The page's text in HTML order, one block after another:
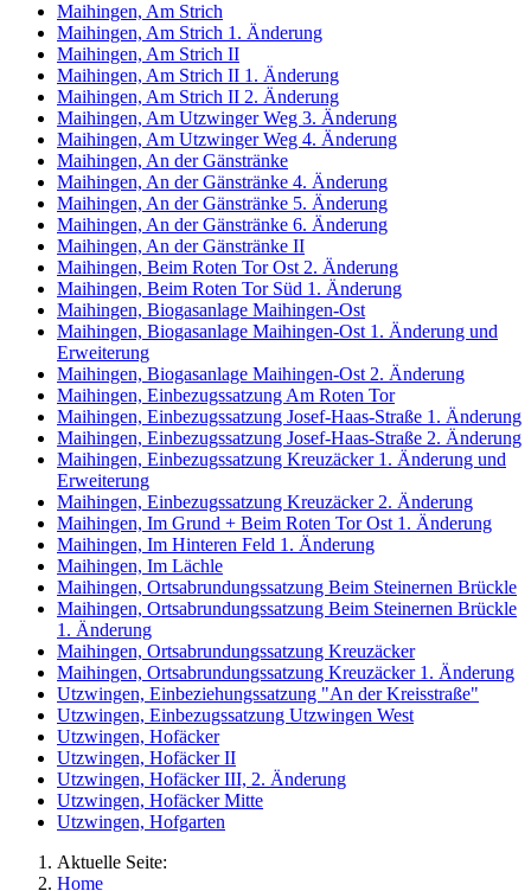
Maihingen, Am Strich
Maihingen, Am Strich 1. Änderung
Maihingen, Am Strich II
Maihingen, Am Strich II 1. Änderung
Maihingen, Am Strich II 2. Änderung
Maihingen, Am Utzwinger Weg 3. Änderung
Maihingen, Am Utzwinger Weg 4. Änderung
Maihingen, An der Gänstränke
Maihingen, An der Gänstränke 4. Änderung
Maihingen, An der Gänstränke 5. Änderung
Maihingen, An der Gänstränke 6. Änderung
Maihingen, An der Gänstränke II
Maihingen, Beim Roten Tor Ost 2. Änderung
Maihingen, Beim Roten Tor Süd 1. Änderung
Maihingen, Biogasanlage Maihingen-Ost
Maihingen, Biogasanlage Maihingen-Ost 1. Änderung und
Erweiterung
Maihingen, Biogasanlage Maihingen-Ost 2. Änderung
Maihingen, Einbezugssatzung Am Roten Tor
Maihingen, Einbezugssatzung Josef-Haas-Straße 1. Änderung
Maihingen, Einbezugssatzung Josef-Haas-Straße 2. Änderung
Maihingen, Einbezugssatzung Kreuzäcker 1. Änderung und
Erweiterung
Maihingen, Einbezugssatzung Kreuzäcker 2. Änderung
Maihingen, Im Grund + Beim Roten Tor Ost 1. Änderung
Maihingen, Im Hinteren Feld 1. Änderung
Maihingen, Im Lächle
Maihingen, Ortsabrundungssatzung Beim Steinernen Brückle
Maihingen, Ortsabrundungssatzung Beim Steinernen Brückle
1. Änderung
Maihingen, Ortsabrundungssatzung Kreuzäcker
Maihingen, Ortsabrundungssatzung Kreuzäcker 1. Änderung
Utzwingen, Einbeziehungssatzung "An der Kreisstraße"
Utzwingen, Einbezugssatzung Utzwingen West
Utzwingen, Hofäcker
Utzwingen, Hofäcker II
Utzwingen, Hofäcker III, 2. Änderung
Utzwingen, Hofäcker Mitte
Utzwingen, Hofgarten
Aktuelle Seite:
Home